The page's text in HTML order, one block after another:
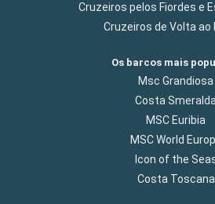
Cruzeiros pelos Fiordes e
Cruzeiros de Volta ao
Os barcos mais
Msc Grandiosa
Costa Smeralda
MSC Euribia
MSC World
Icon of the
Costa Toscana